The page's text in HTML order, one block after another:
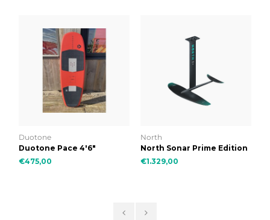
Duotone
Duotone Pace 4'6"
€475,00
North
North Sonar Prime Edition
€1.329,00